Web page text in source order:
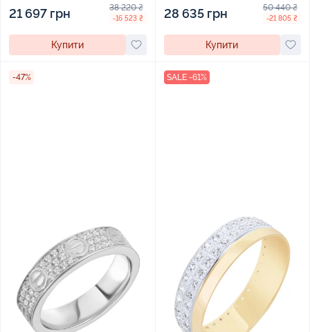
21 697 грн 38 220 ₴
-16 523 ₴
Купити
28 635 грн 50 440 ₴
-21 805 ₴
Купити
-47% SALE -61%